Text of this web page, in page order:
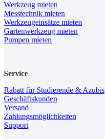
Werkzeug mieten
Messtechnik mieten
Werkzeugeinsätze mieten
Gartenwerkzeug mieten
Pumpen mieten
Service
Rabatt für Studierende & Azubis
Geschäftskunden
Versand
Zahlungsmöglichkeiten
Support